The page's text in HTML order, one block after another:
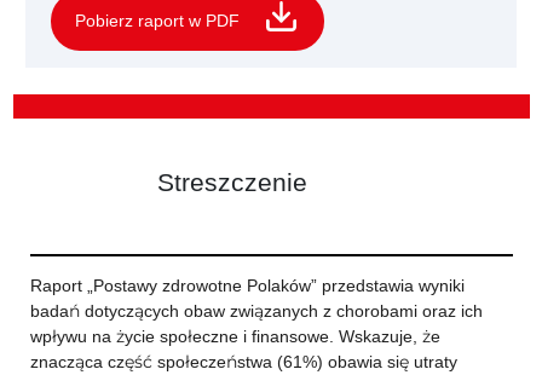
Pobierz raport w PDF
Streszczenie
Raport „Postawy zdrowotne Polaków” przedstawia wyniki
badań dotyczących obaw związanych z chorobami oraz ich
wpływu na życie społeczne i finansowe. Wskazuje, że
znacząca część społeczeństwa (61%) obawia się utraty